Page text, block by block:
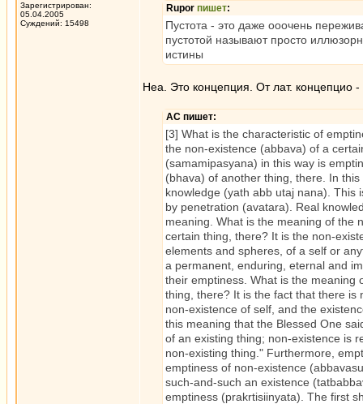
Зарегистрирован:
05.04.2005
Суждений: 15498
Rupor пишет:
Пустота - это даже ооочень
пустотой называют просто
истины
Неа. Это концепция. От лат. концепцио
АС пишет:
[3] What is the characteristic of
the non-existence (abbava) of a
(samamipasyana) in this way is
(bhava) of another thing, there. In
knowledge (yath abb utaj nana). This
by penetration (avatara). Real
meaning. What is the meaning of the
certain thing, there? It is the non-
elements and spheres, of a self or
a permanent, enduring, eternal and
their emptiness. What is the meaning
thing, there? It is the fact that there is
non-existence of self, and the
this meaning that the Blessed One
of an existing thing; non-existence is
non-existing thing." Furthermore,
emptiness of non-existence
such-and-such an existence
emptiness (prakrtisiinyata). The first